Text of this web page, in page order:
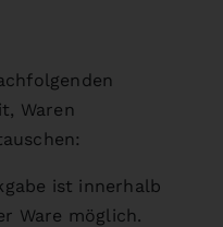
Waren
ist innerhalb
Ware möglich.